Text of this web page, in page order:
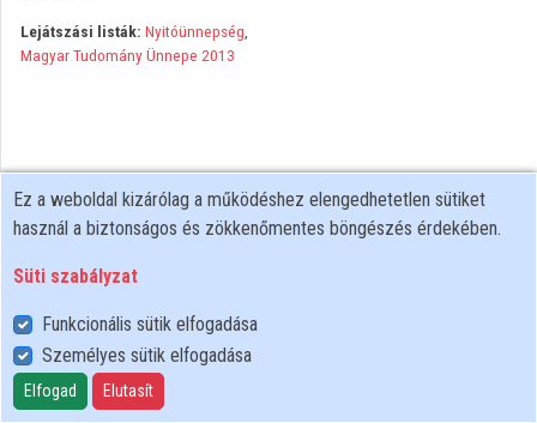
Lejátszási listák: Nyitóünnepség,
Magyar Tudomány Ünnepe 2013
Felhasználói szabályzat
Adatkezelési tájékoztató
Süti szabályzat
Ez a weboldal kizárólag a működéshez elengedhetetlen sütiket
használ a biztonságos és zökkenőmentes böngészés érdekében.
Süti szabályzat
Funkcionális sütik elfogadása
Személyes sütik elfogadása
Elfogad Elutasít